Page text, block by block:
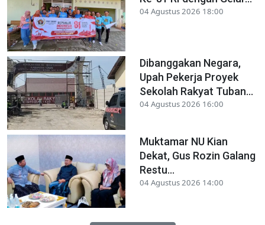
04 Agustus 2026 18:00
Dibanggakan Negara,
Upah Pekerja Proyek
Sekolah Rakyat Tuban...
04 Agustus 2026 16:00
Muktamar NU Kian
Dekat, Gus Rozin Galang
Restu...
04 Agustus 2026 14:00